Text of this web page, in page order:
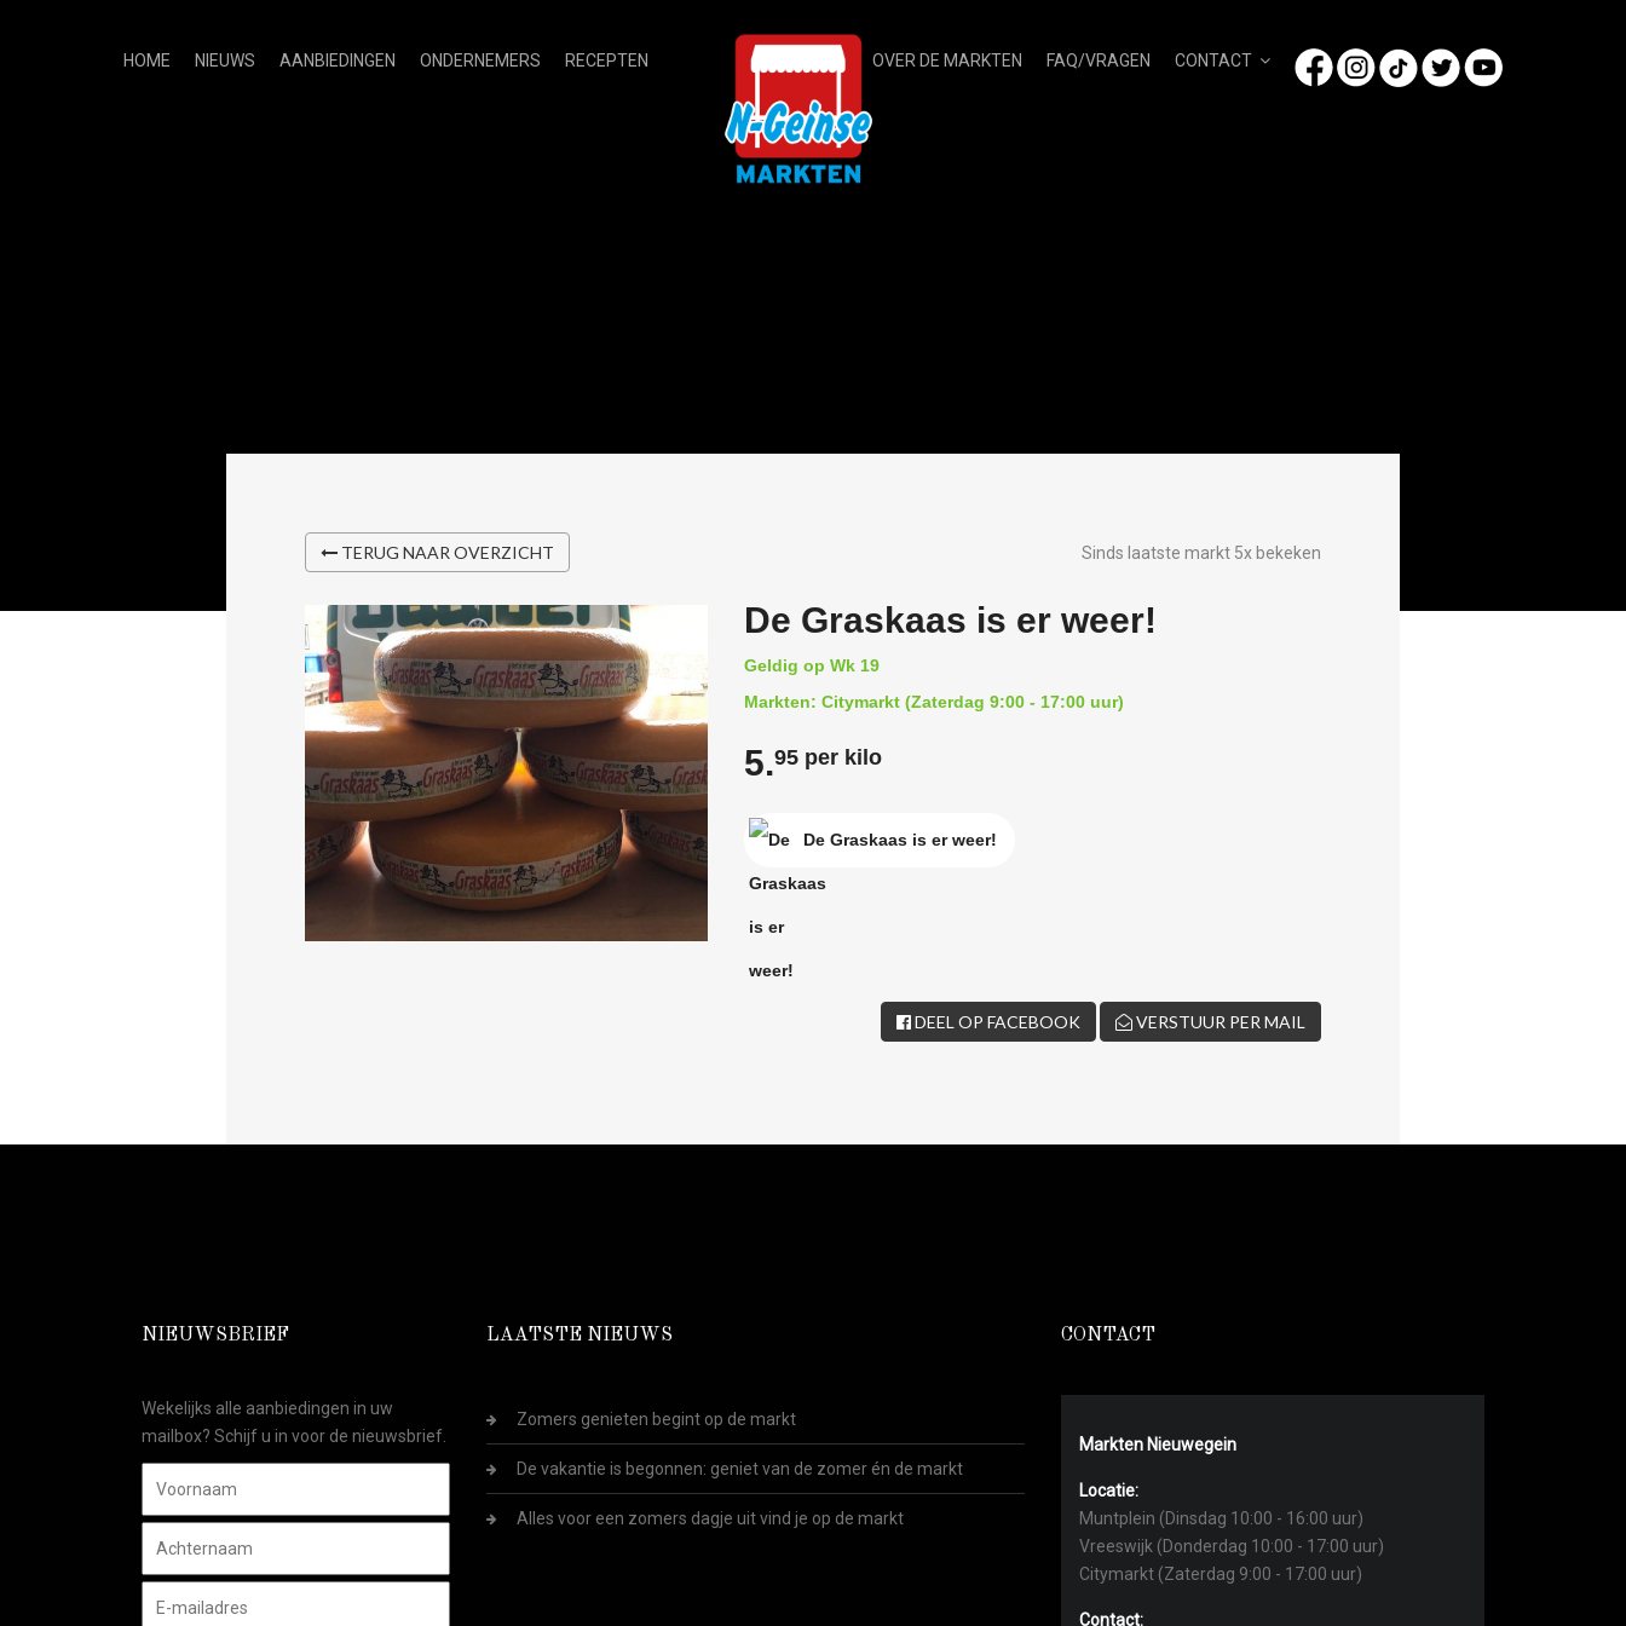
HOME NIEUWS AANBIEDINGEN ONDERNEMERS RECEPTEN OVER DE MARKTEN FAQ/VRAGEN CONTACT
TERUG NAAR OVERZICHT Sinds laatste markt 5x bekeken
De Graskaas is er weer!
Geldig op Wk 19
Markten: Citymarkt (Zaterdag 9:00 - 17:00 uur)
5.95 per kilo
De Graskaas is er weer!
DEEL OP FACEBOOK VERSTUUR PER MAIL
NIEUWSBRIEF
Wekelijks alle aanbiedingen in uw
mailbox? Schijf u in voor de nieuwsbrief.
LAATSTE NIEUWS
Zomers genieten begint op de markt
De vakantie is begonnen: geniet van de zomer én de markt
Alles voor een zomers dagje uit vind je op de markt
CONTACT
Markten Nieuwegein
Locatie:
Muntplein (Dinsdag 10:00 - 16:00 uur)
Vreeswijk (Donderdag 10:00 - 17:00 uur)
Citymarkt (Zaterdag 9:00 - 17:00 uur)
Contact: